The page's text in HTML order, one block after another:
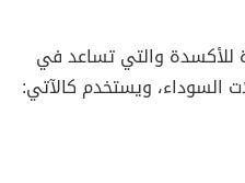
والتي تساعد في
السوداء، ويستخدم كالآتي: